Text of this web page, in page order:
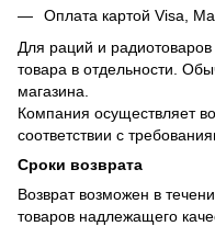
Оплата картой Visa,
Для раций и радиотоваров
товара в отдельности.
магазина.
Компания осуществляет
соответствии с
Сроки возврата
Возврат возможен в
товаров надлежащего